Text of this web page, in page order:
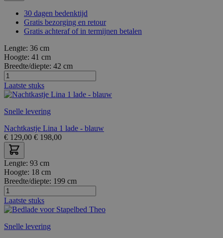
30 dagen bedenktijd
Gratis bezorging en retour
Gratis achteraf of in termijnen betalen
Lengte: 36 cm
Hoogte: 41 cm
Breedte/diepte: 42 cm
Laatste stuks
Snelle levering
Nachtkastje Lina 1 lade - blauw
€ 129,00 € 198,00
Lengte: 93 cm
Hoogte: 18 cm
Breedte/diepte: 199 cm
Laatste stuks
Snelle levering